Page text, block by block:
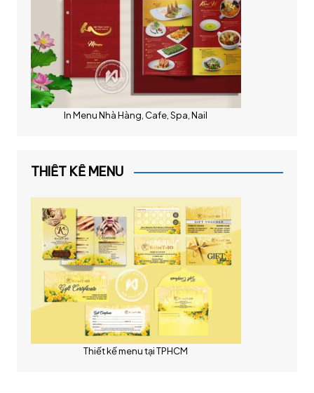
In Menu Nhà Hàng, Cafe, Spa, Nail
THIẾT KẾ MENU
Thiết kế menu tại TPHCM